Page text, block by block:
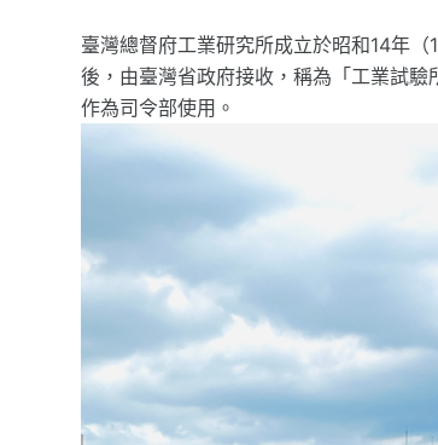
臺灣總督府工業研究所成立於昭和14年
後，由臺灣省政府接收，稱為「工業試
作為司令部使用。